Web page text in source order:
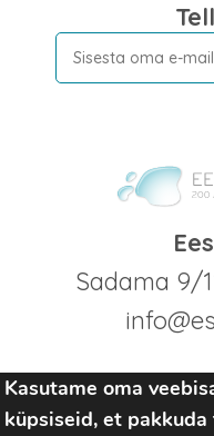
Sadama 9/
Kasutame oma
küpsiseid, et pakkuda